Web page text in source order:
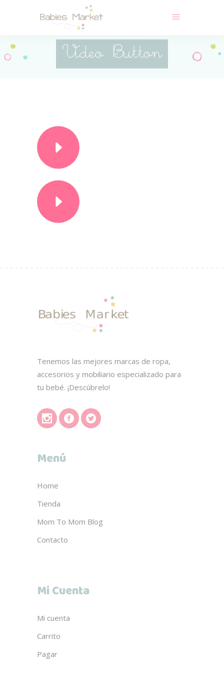
Video Button
Tenemos las mejores marcas de ropa,
accesorios y mobiliario especializado para
tu bebé. ¡Descúbrelo!
Menú
Home
Tienda
Mom To Mom Blog
Contacto
Mi Cuenta
Mi cuenta
Carrito
Pagar